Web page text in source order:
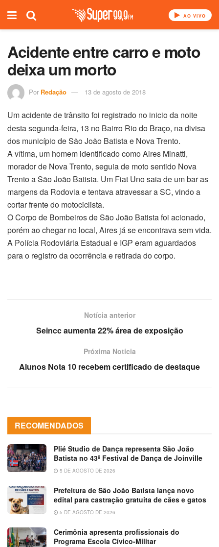
AO VIVO
Acidente entre carro e moto
deixa um morto
Por Redação 13 de agosto de 2018
Um acidente de trânsito foi registrado no inicio da noite
desta segunda-feira, 13 no Bairro Rio do Braço, na divisa
dos município de São João Batista e Nova Trento.
A vítima, um homem identificado como Aires Minatti,
morador de Nova Trento, seguia de moto sentido Nova
Trento a São João Batista. Um Fiat Uno saia de um bar as
margens da Rodovia e tentava atravessar a SC, vindo a
cortar frente do motociclista.
O Corpo de Bombeiros de São João Batista foi acionado,
porém ao chegar no local, Aires já se encontrava sem vida.
A Polícia Rodoviária Estadual e IGP eram aguardados
para o registro da ocorrência e retirada do corpo.
Notícia anterior
Seincc aumenta 22% área de exposição
Próxima Notícia
Alunos Nota 10 recebem certificado de destaque
RECOMENDADOS
Plié Studio de Dança representa São João
Batista no 43º Festival de Dança de Joinville
5 DE AGOSTO DE 2026
Prefeitura de São João Batista lança novo
edital para castração gratuita de cães e gatos
5 DE AGOSTO DE 2026
Cerimônia apresenta profissionais do
Programa Escola Cívico-Militar